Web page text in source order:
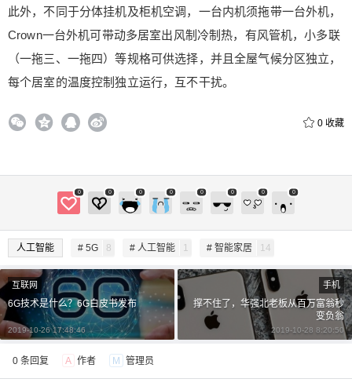
此外，不同于分体挂机及柜机空调，一台内机须拖带一台外机，
Crown一台外机可带动多居室出风制冷制热，有风管机，小多联
（一拖三、一拖四）等规格可供选择，并且全屋气候分区独立，
每个居室的温度控制独立运行，互不干扰。
0 收藏
0 0 0 0 0 0 0 0
人工智能 # 5G 8 # 人工智能 1 # 智能家居 14
互联网
6G技术是什么？6G白皮书发布
2019-10-26 17:48:46
手机
撑不住了，华强北老板从百万富翁秒
变负翁
2019-10-28 8:20:50
0 条回复 A 作者 M 管理员